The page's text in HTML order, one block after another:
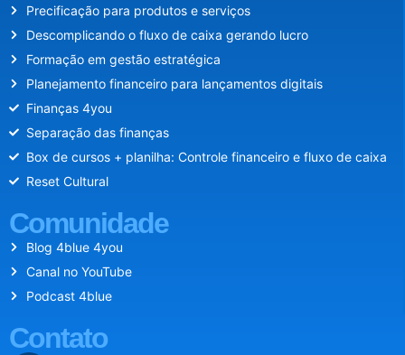
Precificação para produtos e serviços
Descomplicando o fluxo de caixa gerando lucro
Formação em gestão estratégica
Planejamento financeiro para lançamentos digitais
Finanças 4you
Separação das finanças
Box de cursos + planilha: Controle financeiro e fluxo de caixa
Reset Cultural
Comunidade
Blog 4blue 4you
Canal no YouTube
Podcast 4blue
Contato